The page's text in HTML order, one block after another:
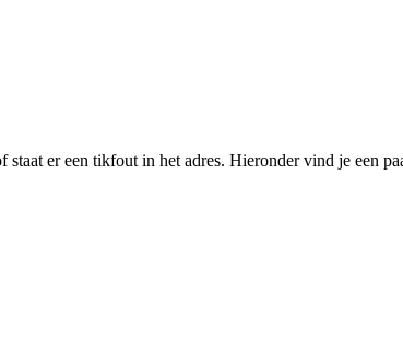
er een tikfout in het adres. Hieronder vind je een